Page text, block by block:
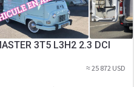
3T5 L3H2 2.3 DCI
≈ 25 872 USD